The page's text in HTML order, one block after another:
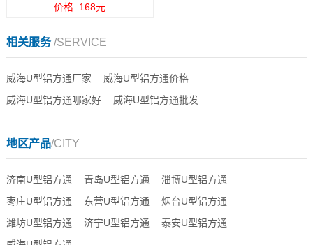
价格: 168元
相关服务/SERVICE
威海U型铝方通厂家
威海U型铝方通价格
威海U型铝方通哪家好
威海U型铝方通批发
地区产品/CITY
济南U型铝方通 青岛U型铝方通
淄博U型铝方通
枣庄U型铝方通
东营U型铝方通
烟台U型铝方通
潍坊U型铝方通
济宁U型铝方通
泰安U型铝方通